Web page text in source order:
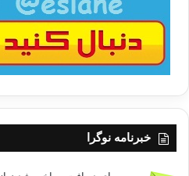
خبرنامه نوگرا